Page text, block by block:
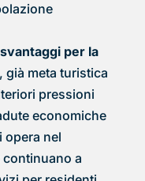
per la
già meta turistica
pressioni
economiche
opera nel
a